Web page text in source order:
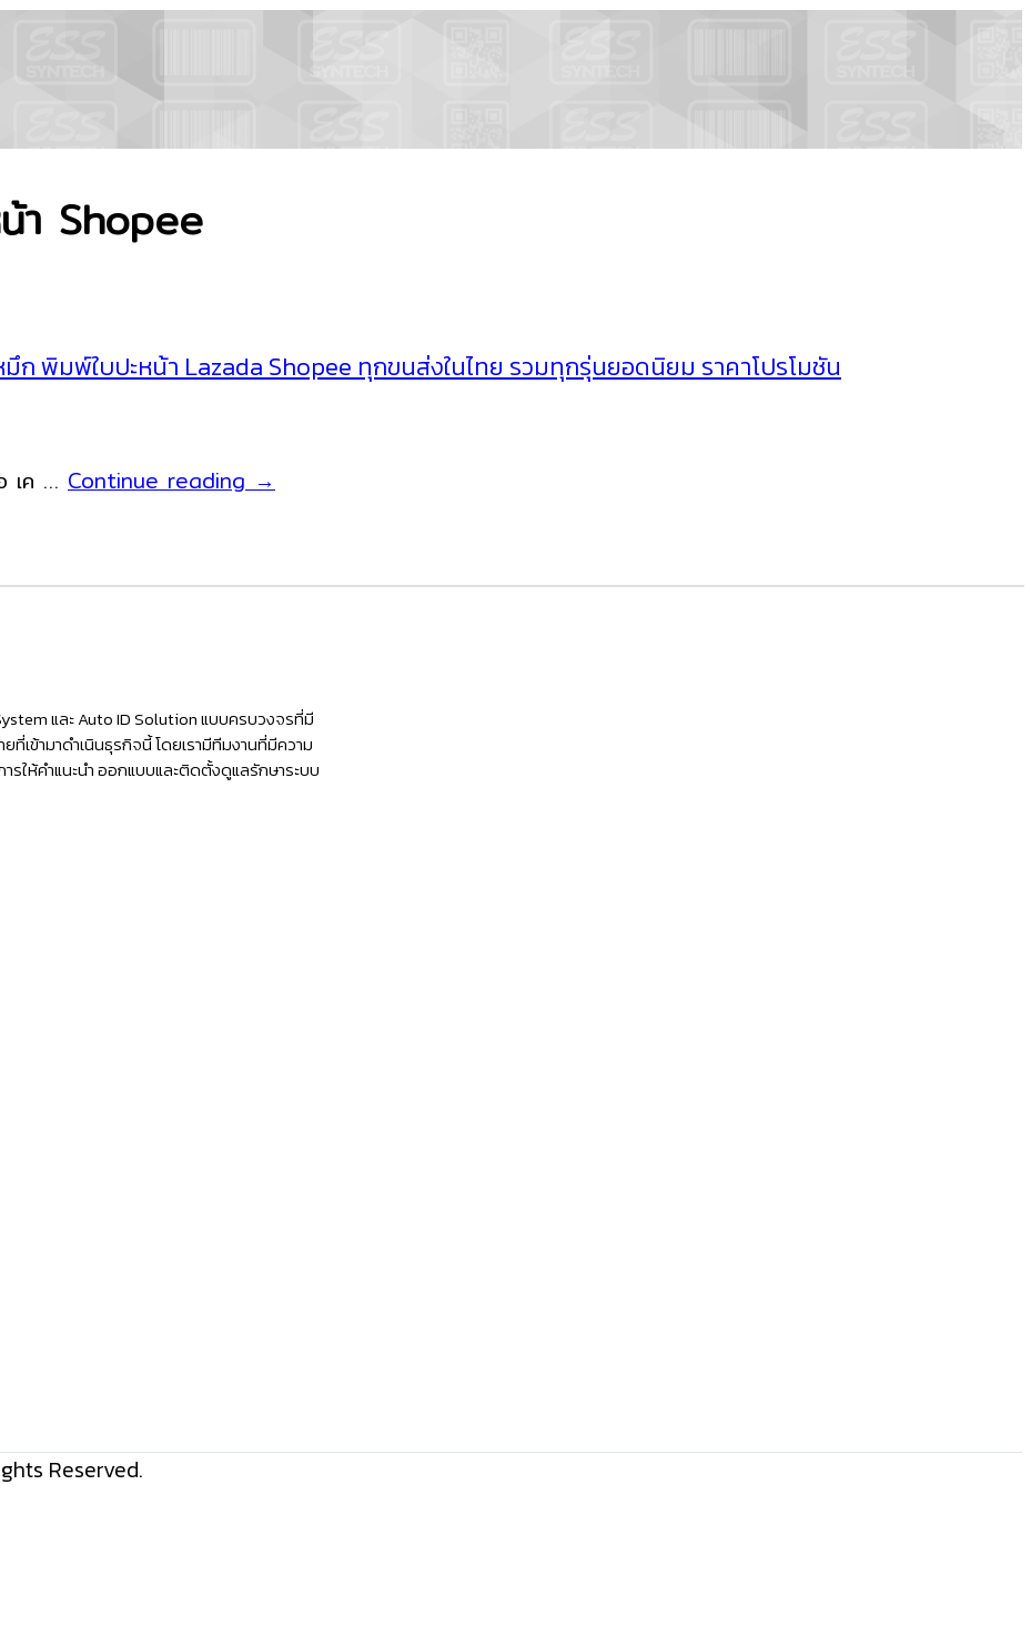
า Shopee
ก พิมพ์ใบปะหน้า Lazada Shopee ทุกขนส่งในไทย รวมทุกรุ่นยอดนิยม ราคาโปรโมชัน
เค … Continue readingเครื่องพิมพ์
หน้า
ไม่
ต้อง
ใช้
→
และ Auto ID Solution แบบครบวงจรที่มี
เข้ามาดำเนินธุรกิจนี้ โดยเรามีทีมงานที่มีความ
ให้คำแนะนำ ออกแบบและติดตั้งดูแลรักษาระบบ
Reserved.